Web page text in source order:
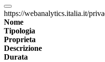
https://webanalytics.italia.it/
Nome
Tipologia
Proprieta
Descrizione
Durata